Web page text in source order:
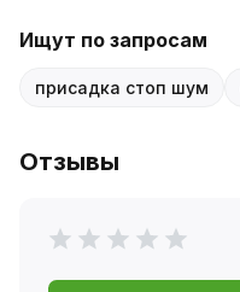
Ищут по запросам
присадка стоп шум
Отзывы